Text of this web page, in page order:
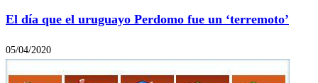
El día que el uruguayo Perdomo fue un ‘terremoto’
05/04/2020